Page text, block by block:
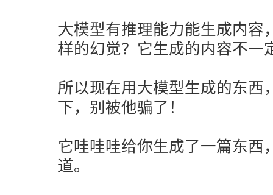
大模型有推理能力能生成内容
样的幻觉？它生成的内容不一
所以现在用大模型生成的东西
下，别被他骗了！
它哇哇哇给你生成了一篇东西
道。